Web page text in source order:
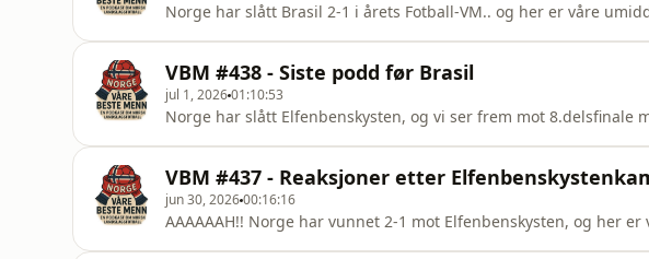
Norge har slått Brasil 2-1 i årets Fotball-VM.. og her er våre
VBM #438 - Siste podd før Brasil
jul 1, 202601:10:53
Norge har slått Elfenbenskysten, og vi ser frem mot 8.delsfinale
VBM #437 - Reaksjoner etter
jun 30, 202600:16:16
AAAAAAH!! Norge har vunnet 2-1 mot Elfenbenskysten, og her er